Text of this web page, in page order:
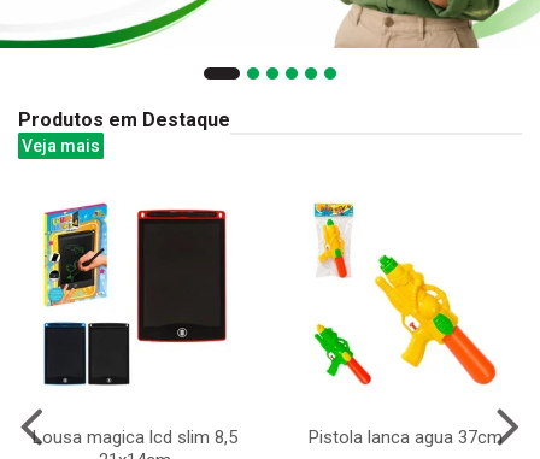
Produtos em Destaque
Veja mais
Lousa magica lcd slim 8,5
Pistola lanca agua 37cm